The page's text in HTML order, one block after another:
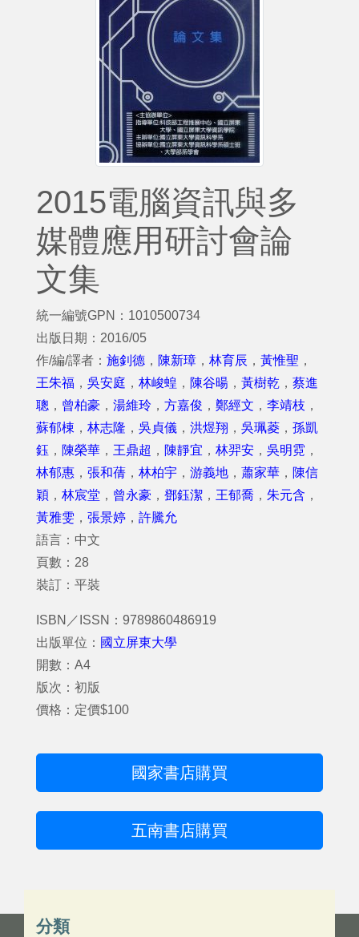
2015電腦資訊與多
媒體應用研討會論
文集
統一編號GPN：1010500734
出版日期：2016/05
作/編/譯者： 施釗德 ， 陳新璋 ， 林育辰 ， 黃惟聖 ，
王朱福 ， 吳安庭 ， 林峻蝗 ， 陳谷暘 ， 黃樹乾 ， 蔡進
聰 ， 曾柏豪 ， 湯維玲 ， 方嘉俊 ， 鄭經文 ， 李靖枝 ，
蘇郁棟 ， 林志隆 ， 吳貞儀 ， 洪煜翔 ， 吳珮菱 ， 孫凱
鈺 ， 陳榮華 ， 王鼎超 ， 陳靜宜 ， 林羿安 ， 吳明霓 ，
林郁惠 ， 張和蒨 ， 林柏宇 ， 游義地 ， 蕭家華 ， 陳信
穎 ， 林宸堂 ， 曾永豪 ， 鄧鈺潔 ， 王郁喬 ， 朱元含 ，
黃雅雯 ， 張景婷 ， 許騰允
語言：中文
頁數：28
裝訂：平裝
ISBN／ISSN：9789860486919
出版單位： 國立屏東大學
開數：A4
版次：初版
價格：定價$100
國家書店購買
五南書店購買
分類